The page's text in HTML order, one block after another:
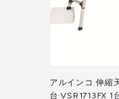
アルインコ 伸縮
台